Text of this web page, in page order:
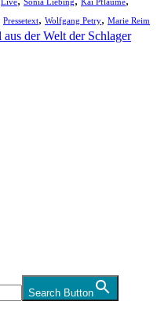
Pressetext, Wolfgang Petry, Marie Reim
Search Button